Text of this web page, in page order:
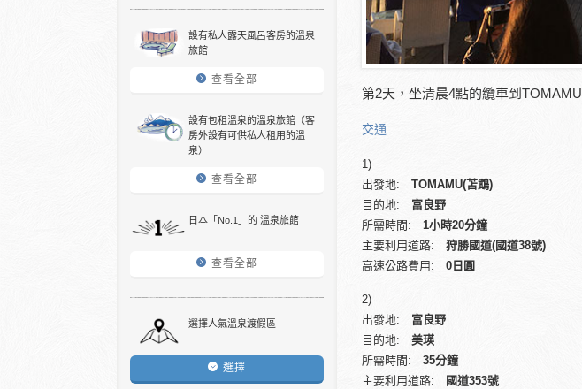
設有私人露天風呂客房的溫泉
旅館
查看全部
設有包租溫泉的溫泉旅館（客
房外設有可供私人租用的溫
泉）
查看全部
日本「No.1」的 溫泉旅館
查看全部
選擇人氣溫泉渡假區
選擇
第2天，坐清晨4點的纜車到
交通
1)
出發地: TOMAMU(苫鵡)
目的地: 富良野
所需時間: 1小時20分鐘
主要利用道路: 狩勝國道(國道38號)
高速公路費用: 0日圓
2)
出發地: 富良野
目的地: 美瑛
所需時間: 35分鐘
主要利用道路:
國道353號